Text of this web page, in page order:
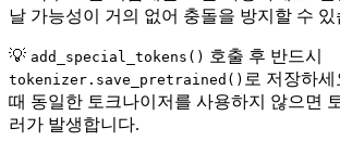
날 가능성이 거의 없어 충돌을 방지할 수 있
💡 add_special_tokens() 호출 후 반드시
tokenizer.save_pretrained() 로 저장하
때 동일한 토크나이저를 사용하지 않으면
러가 발생합니다.